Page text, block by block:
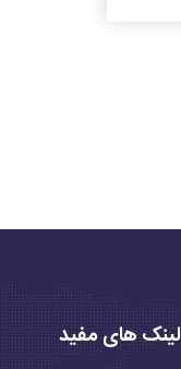
لینک های مفید